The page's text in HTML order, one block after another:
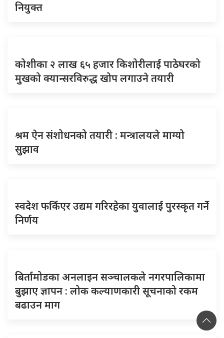
नियुक्त
कोशीका २ लाख ६५ हजार किशोरीलाई पाठेघरको
मुखको क्यान्सरविरुद्ध खोप लगाउने तयारी
श्रम ऐन संशोधनको तयारी : मन्त्रालयले माग्यो
सुझाव
स्वदेश फर्किएर उद्यम गरिरहेका युवालाई पुरस्कृत गर्ने
निर्णय
बिर्तामोडका अनलाइन सञ्चालकले नगरपालिकामा
बुझाए ज्ञापन : लोक कल्याणकारी सूचनाको रकम
बढाउन माग